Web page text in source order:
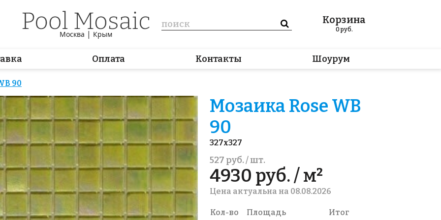
Москва | Крым
Корзина
0руб.
Оплата Контакты Шоурум
90
Мозаика Rose WB
90
327x327
527 руб. / шт.
4930 руб. / м²
Цена актуальна на 08.08.2026
Кол-во Площадь Итог